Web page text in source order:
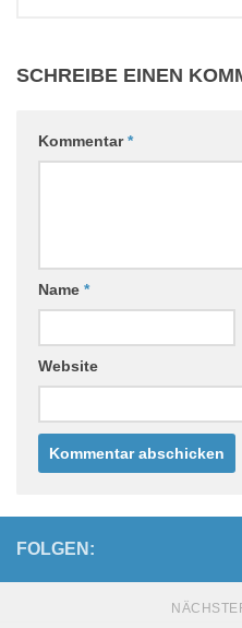
SCHREIBE EINEN
Kommentar*
Name *
Website
FOLGEN: